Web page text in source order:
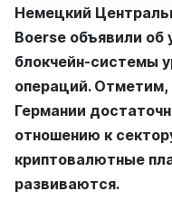
Немецкий
Boerse объявили об
блокчейн-системы
операций. Отметим,
Германии
отношению к
криптовалютные
развиваются.